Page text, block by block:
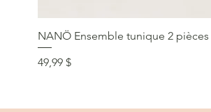
NANÖ Ensemble tunique 2 pièces
Prix
49,99 $